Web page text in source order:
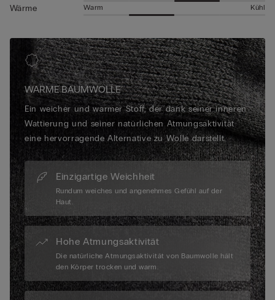
Wärme Warm Kühl
WARME BAUMWOLLE
Ein weicher und warmer Stoff, der dank seiner inneren
Wattierung und seiner natürlichen Atmungsaktivität
eine hervorragende Alternative zu Wolle darstellt.
Einzigartige Weichheit
Rundum weiches und angenehmes Gefühl auf der
Haut.
Hohe Atmungsaktivität
Die natürliche Atmungsaktivität von Baumwolle hält
den Körper trocken und warm.